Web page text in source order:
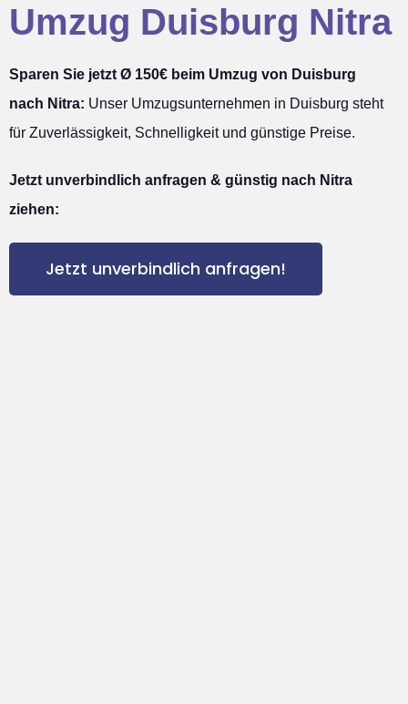
Umzug Duisburg Nitra
Sparen Sie jetzt Ø 150€ beim Umzug von Duisburg
nach Nitra: Unser Umzugsunternehmen in Duisburg steht
für Zuverlässigkeit, Schnelligkeit und günstige Preise.
Jetzt unverbindlich anfragen & günstig nach Nitra
ziehen:
Jetzt unverbindlich anfragen!